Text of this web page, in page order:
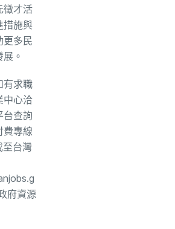
徵才活
措施與
更多民
。
有求職
中心洽
台查詢
費專線
台灣
府資源